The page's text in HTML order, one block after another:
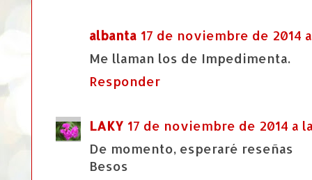
albanta 17 de noviembre de 2014
Me llaman los de Impedimenta.
Responder
LAKY 17 de noviembre de 2014 a
De momento, esperaré reseñas
Besos